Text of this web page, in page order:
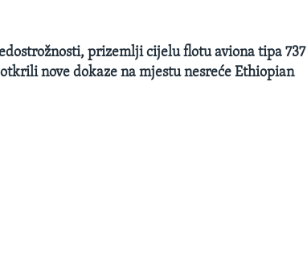
prizemlji cijelu flotu aviona tipa 737
nove dokaze na mjestu nesreće Ethiopian